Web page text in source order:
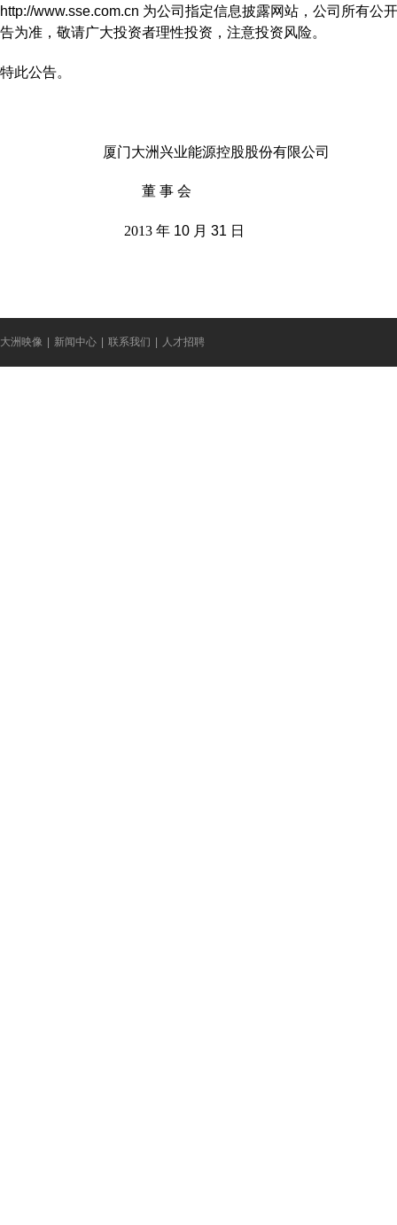
http://www.sse.com.cn 为公司指定信息披露网站， 公司所有公
告为准，敬请广大投资者理性投资，注意投资风险。
特此公告。
厦门大洲兴业能源控股股份有限公司
董 事 会
2013 年 10 月 31 日
大洲映像 新闻中心 联系我们 人才招聘